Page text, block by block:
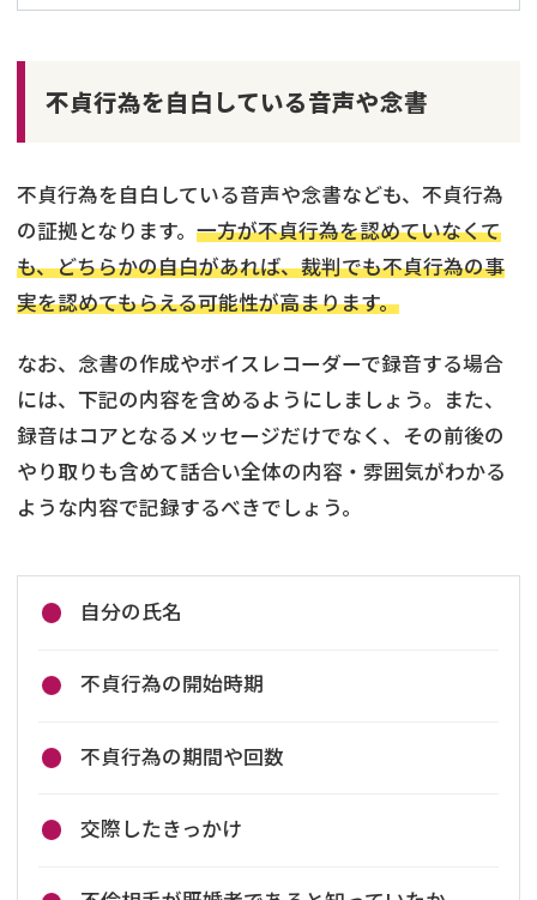
不貞行為を自白している音声や念書
不貞行為を自白している音声や念書なども、不貞行為
の証拠となります。 一方が不貞行為を認めていなくて
も、どちらかの自白があれば、裁判でも不貞行為の事
実を認めてもらえる可能性が高まります。
なお、念書の作成やボイスレコーダーで録音する場合
には、下記の内容を含めるようにしましょう。また、
録音はコアとなるメッセージだけでなく、その前後の
やり取りも含めて話合い全体の内容・雰囲気がわかる
ような内容で記録するべきでしょう。
自分の氏名
不貞行為の開始時期
不貞行為の期間や回数
交際したきっかけ